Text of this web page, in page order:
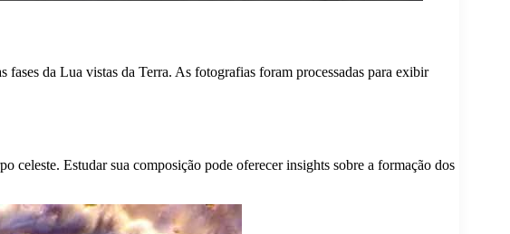
fases da Lua vistas da Terra. As fotografias foram processadas para exibir
Estudar sua composição pode oferecer insights sobre a formação dos